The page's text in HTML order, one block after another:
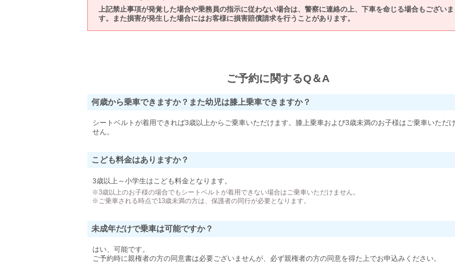
上記禁止事項が発覚した場合や乗務員の指示に従わない場合は、警察に連絡の上、下車を命じる場合もございま
す。また損害が発生した場合にはお客様に損害賠償請求を行うことがあります。
ご予約に関するQ＆A
何歳から乗車できますか？また幼児は膝上乗車できますか？
シートベルトが着用できれば3歳以上からご乗車いただけます。膝上乗車および3歳未満のお子様はご乗車いただ
せん。
こども料金はありますか？
3歳以上～小学生はこども料金となります。
※3歳以上のお子様の場合でもシートベルトが着用できない場合はご乗車いただけません。
※ご乗車される時点で13歳未満の方は、保護者の同行が必要となります。
未成年だけで乗車は可能ですか？
はい、可能です。
ご予約時に親権者の方の同意書は必要ございませんが、必ず親権者の方の同意を得た上でお申込みください。